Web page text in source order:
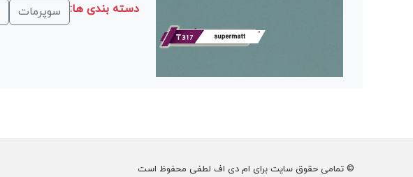
دسته بندی ها: سوپرمات
© تمامی حقوق سایت برای ام دی اف لطفی محفوظ است